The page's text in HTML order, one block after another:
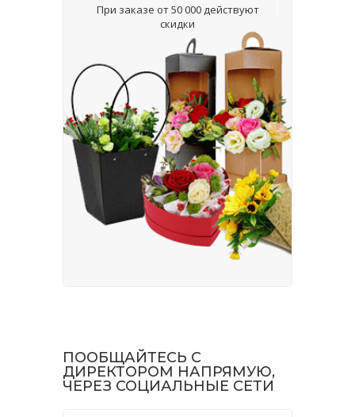
При заказе от 50 000 действуют
скидки
ПООБЩАЙТЕСЬ С
ДИРЕКТОРОМ НАПРЯМУЮ,
ЧЕРЕЗ СОЦИАЛЬНЫЕ СЕТИ